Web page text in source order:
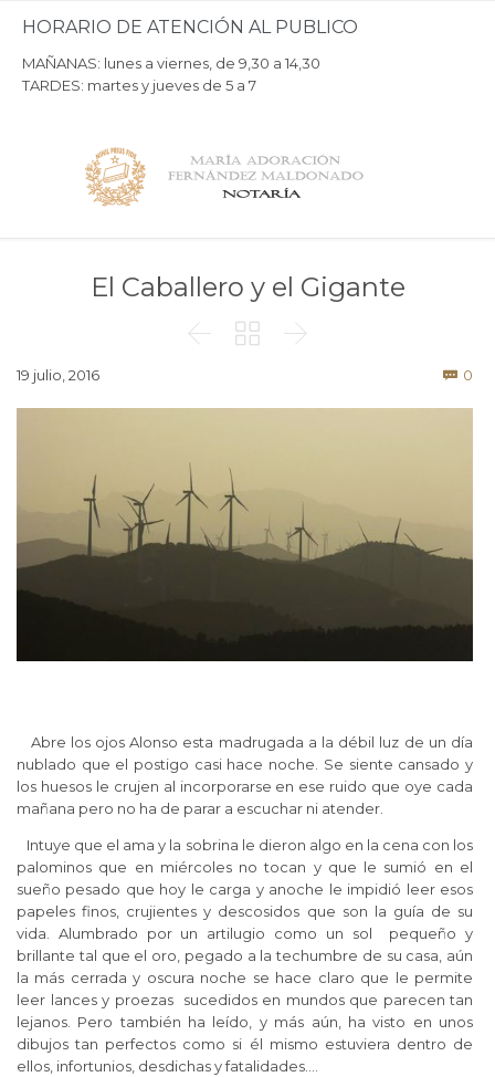
HORARIO DE ATENCIÓN AL PUBLICO
MAÑANAS: lunes a viernes, de 9,30 a 14,30
TARDES: martes y jueves de 5 a 7
El Caballero y el Gigante
  
19 julio, 2016  0
Abre los ojos Alonso esta madrugada a la débil luz de un día
nublado que el postigo casi hace noche. Se siente cansado y
los huesos le crujen al incorporarse en ese ruido que oye cada
mañana pero no ha de parar a escuchar ni atender.
Intuye que el ama y la sobrina le dieron algo en la cena con los
palominos que en miércoles no tocan y que le sumió en el
sueño pesado que hoy le carga y anoche le impidió leer esos
papeles finos, crujientes y descosidos que son la guía de su
vida. Alumbrado por un artilugio como un sol pequeño y
brillante tal que el oro, pegado a la techumbre de su casa, aún
la más cerrada y oscura noche se hace claro que le permite
leer lances y proezas sucedidos en mundos que parecen tan
lejanos. Pero también ha leído, y más aún, ha visto en unos
dibujos tan perfectos como si él mismo estuviera dentro de
ellos, infortunios, desdichas y fatalidades….